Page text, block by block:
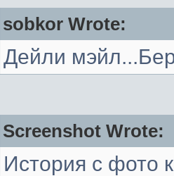
sobkor Wrote:
Дейли
Screenshot Wrote:
История с фото